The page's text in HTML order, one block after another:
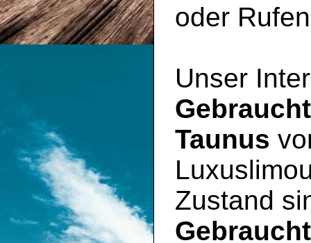
oder
Unser
Taunus
Zustand